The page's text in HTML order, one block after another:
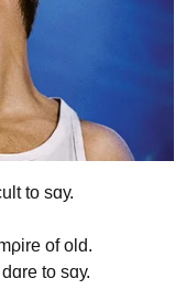
to sɑу.
of old.
to sɑу.